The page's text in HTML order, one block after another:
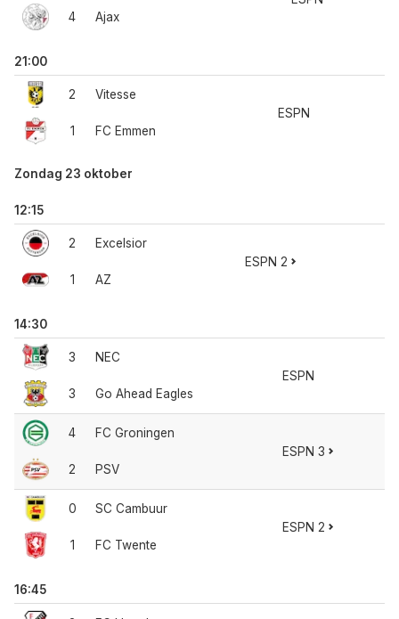
4 Ajax
21:00
2
1
Vitesse
FC Emmen
ESPN
Zondag 23 oktober
12:15
2
1
Excelsior
AZ
ESPN 2
14:30
3
3
NEC
Go Ahead Eagles
ESPN
4
2
FC Groningen
PSV
ESPN 3
0
1
SC Cambuur
FC Twente
ESPN 2
16:45